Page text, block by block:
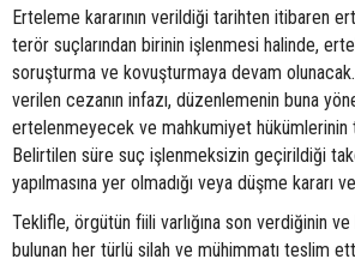
Erteleme kararının verildiği tarihten itibaren
terör suçlarından birinin işlenmesi halinde,
soruşturma ve kovuşturmaya devam
verilen cezanın infazı, düzenlemenin buna
ertelenmeyecek ve mahkumiyet hükümlerinin
Belirtilen süre suç işlenmeksizin geçirildiği
yapılmasına yer olmadığı veya düşme kararı
Teklifle, örgütün fiili varlığına son verdiğinin
bulunan her türlü silah ve mühimmatı teslim